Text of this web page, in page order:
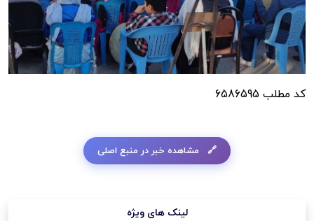
کد مطلب 6586595
مشاهده خبر در منبع اصلی
لینک های ویژه